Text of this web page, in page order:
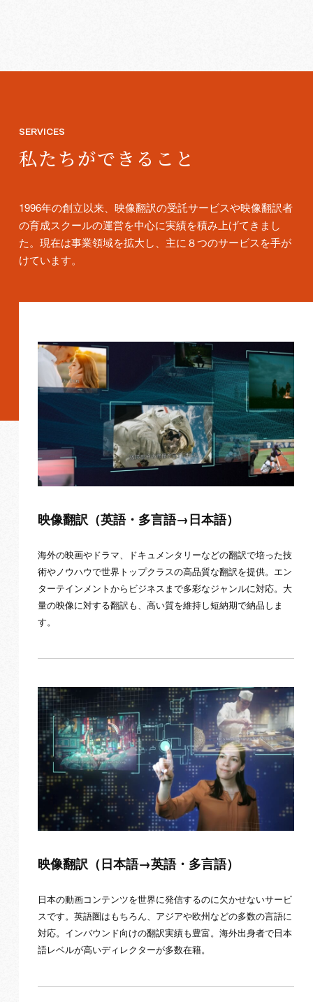
SERVICES
私たちができること
1996年の創立以来、映像翻訳の受託サービスや映像翻訳者
の育成スクールの運営を中心に実績を積み上げてきまし
た。現在は事業領域を拡大し、主に８つのサービスを手が
けています。
映像翻訳（英語・多言語→日本語）
海外の映画やドラマ、ドキュメンタリーなどの翻訳で培った技
術やノウハウで世界トップクラスの高品質な翻訳を提供。エン
ターテインメントからビジネスまで多彩なジャンルに対応。大
量の映像に対する翻訳も、高い質を維持し短納期で納品しま
す。
映像翻訳（日本語→英語・多言語）
日本の動画コンテンツを世界に発信するのに欠かせないサービ
スです。英語圏はもちろん、アジアや欧州などの多数の言語に
対応。インバウンド向けの翻訳実績も豊富。海外出身者で日本
語レベルが高いディレクターが多数在籍。